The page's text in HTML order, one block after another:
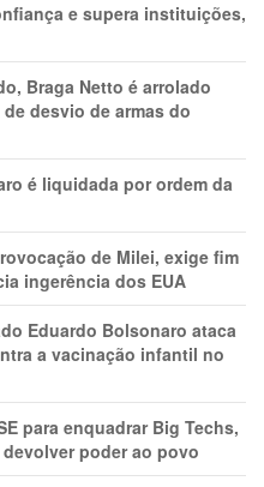
e supera instituições,
Braga Netto é arrolado
desvio de armas do
é liquidada por ordem da
de Milei, exige fim
ingerência dos EUA
Eduardo Bolsonaro ataca
a vacinação infantil no
para enquadrar Big Techs,
poder ao povo